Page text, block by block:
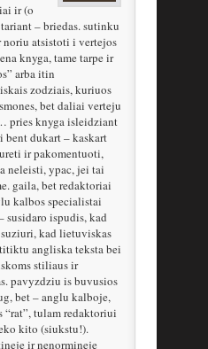
ir (o
– briedas. sutinku
atsistoti i vertejos
knyga, tame tarpe ir
arba itin
zodziais, kuriuos
bet daliai verteju
pries knyga isleidziant
bent dukart – kaskart
ir pakomentuoti,
neleisti, ypac, jei tai
gaila, bet redaktoriai
kalbos specialistai
susidaro ispudis, kad
kad lietuviskas
angliska teksta bei
stiliaus ir
pavyzdziu is buvusios
bet – anglu kalboje,
tulam redaktoriui
kito (siukstu!).
ir nenormineje